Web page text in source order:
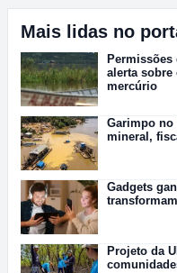
Mais lidas no
Permissões
alerta
mercúrio
Garimpo no
mineral,
Gadgets
Projeto da